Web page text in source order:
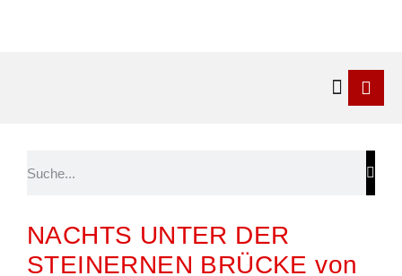
NACHTS UNTER DER
STEINERNEN BRÜCKE von